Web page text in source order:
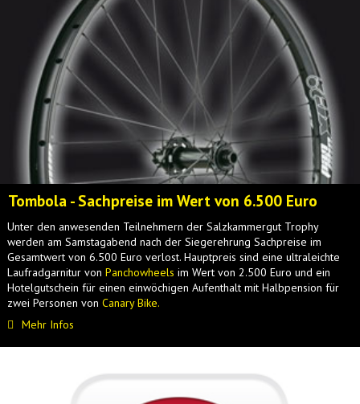
Tombola - Sachpreise im Wert von 6.500 Euro
Unter den anwesenden Teilnehmern der Salzkammergut Trophy
werden am Samstagabend nach der Siegerehrung Sachpreise im
Gesamtwert von 6.500 Euro verlost. Hauptpreis sind eine ultraleichte
Laufradgarnitur von Panchowheels im Wert von 2.500 Euro und ein
Hotelgutschein für einen einwöchigen Aufenthalt mit Halbpension für
zwei Personen von Canary Bike.
Mehr Infos